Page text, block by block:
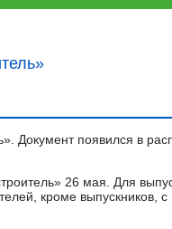
Документ появился в
26 мая. Для
кроме выпускников,